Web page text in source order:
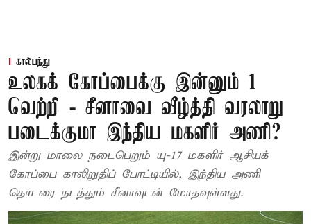
கால்பந்து
உலகக் கோப்பைக்கு இன்னும் 1
வெற்றி - சீனாவை வீழ்த்தி வரலாறு
படைக்குமா இந்திய மகளிர் அணி?
இன்று மாலை நடைபெறும் யு-17 மகளிர் ஆசியக்
கோப்பை காலிறுதிப் போட்டியில், இந்திய அணி
தொடரை நடத்தும் சீனாவுடன் மோதவுள்ளது.